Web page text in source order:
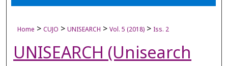
Home > CUJO > UNISEARCH > Vol. 5 (2018) > Iss. 2
UNISEARCH (Unisearch